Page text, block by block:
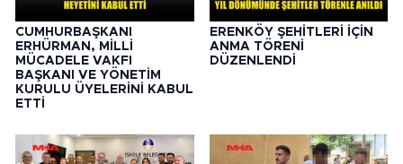
CUMHURBAŞKANI
ERHÜRMAN, MİLLİ
MÜCADELE VAKFI
BAŞKANI VE YÖNETİM
KURULU ÜYELERİNİ KABUL
ETTİ
ERENKÖY ŞEHİTLERİ İÇİN
ANMA TÖRENİ
DÜZENLENDİ